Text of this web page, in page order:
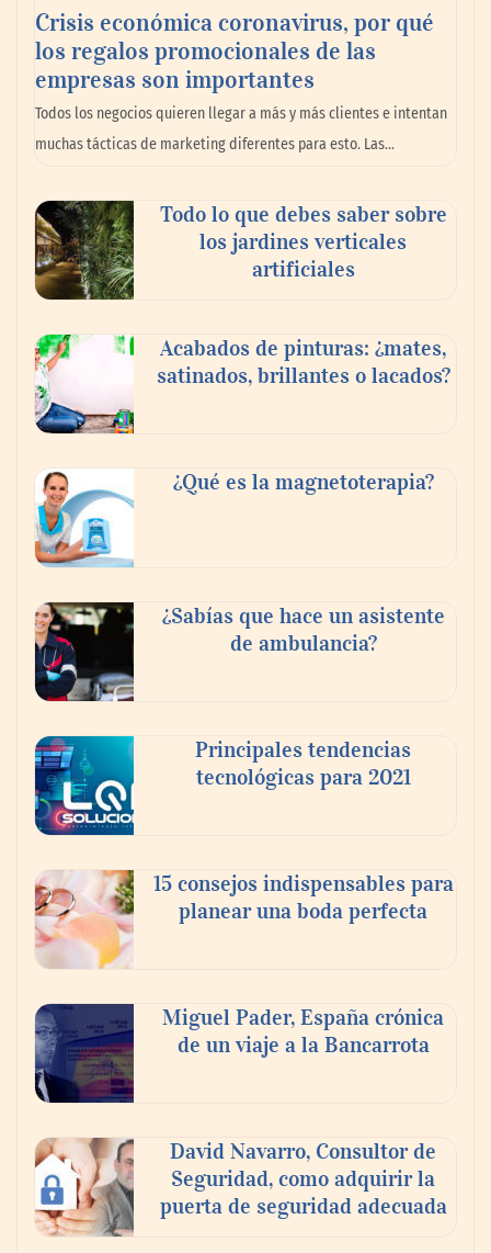
Los 10 mejores expertos en reparación de
persianas en Madrid
dormitorios originales
¿Vender tu piso por tu cuenta o con
inmobiliaria? Lo que nadie te cuenta sobre
Poda de árboles en altura: técnicas,
criterios y seguridad para un
mantenimiento eficiente
Crisis económica coronavirus, por qué
los regalos promocionales de las
empresas son importantes
Todos los negocios quieren llegar a más y más clientes e intentan
muchas tácticas de marketing diferentes para esto. Las…
Todo lo que debes saber sobre
los jardines verticales
artificiales
Acabados de pinturas: ¿mates,
satinados, brillantes o lacados?
¿Qué es la magnetoterapia?
¿Sabías que hace un asistente
de ambulancia?
Principales tendencias
tecnológicas para 2021
15 consejos indispensables para
planear una boda perfecta
Miguel Pader, España crónica
de un viaje a la Bancarrota
David Navarro, Consultor de
Seguridad, como adquirir la
puerta de seguridad adecuada